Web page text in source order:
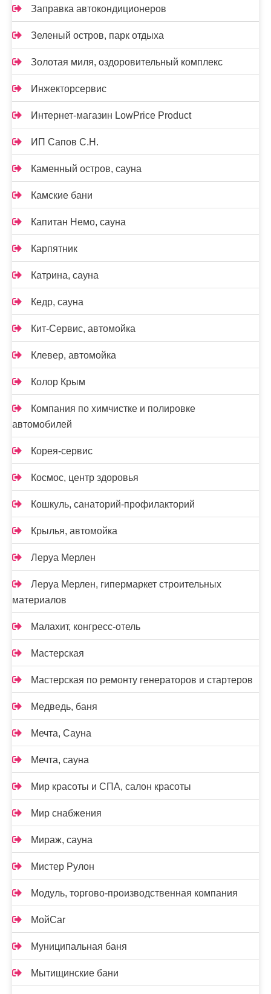
Заправка автокондиционеров
Зеленый остров, парк отдыха
Золотая миля, оздоровительный комплекс
Инжекторсервис
Интернет-магазин LowPrice Product
ИП Сапов С.Н.
Каменный остров, сауна
Камские бани
Капитан Немо, сауна
Карпятник
Катрина, сауна
Кедр, сауна
Кит-Сервис, автомойка
Клевер, автомойка
Колор Крым
Компания по химчистке и полировке
автомобилей
Корея-сервис
Космос, центр здоровья
Кошкуль, санаторий-профилакторий
Крылья, автомойка
Леруа Мерлен
Леруа Мерлен, гипермаркет строительных
материалов
Малахит, конгресс-отель
Мастерская
Мастерская по ремонту генераторов и стартеров
Медведь, баня
Мечта, Сауна
Мечта, сауна
Мир красоты и СПА, салон красоты
Мир снабжения
Мираж, сауна
Мистер Рулон
Модуль, торгово-производственная компания
МойCar
Муниципальная баня
Мытищинские бани